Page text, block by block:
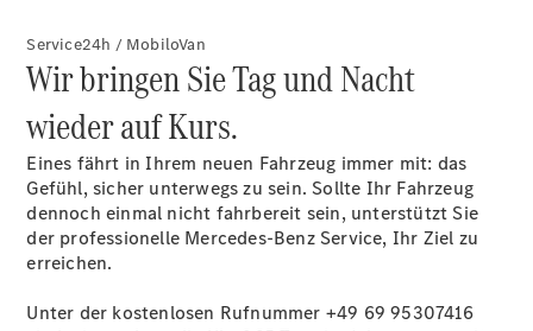
finden
Probefahrt
vereinbaren
Beratung
vereinbaren
Servicetermin
vereinbaren
Tel: +49
6641 9652
Service24h / MobiloVan
Wir bringen Sie Tag und Nacht
wieder auf Kurs.
Eines fährt in Ihrem neuen Fahrzeug immer mit: das
Gefühl, sicher unterwegs zu sein. Sollte Ihr Fahrzeug
dennoch einmal nicht fahrbereit sein, unterstützt Sie
der professionelle Mercedes-Benz Service, Ihr Ziel zu
erreichen.
Unter der kostenlosen Rufnummer +49 6995307416